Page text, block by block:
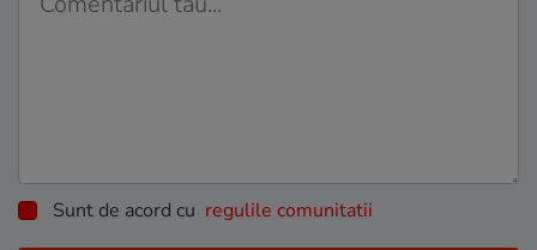
Sunt de acord cu regulile comunitatii